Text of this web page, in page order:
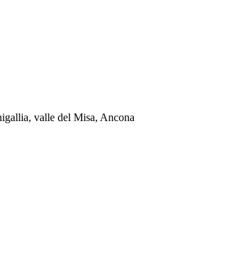
valle del Misa, Ancona